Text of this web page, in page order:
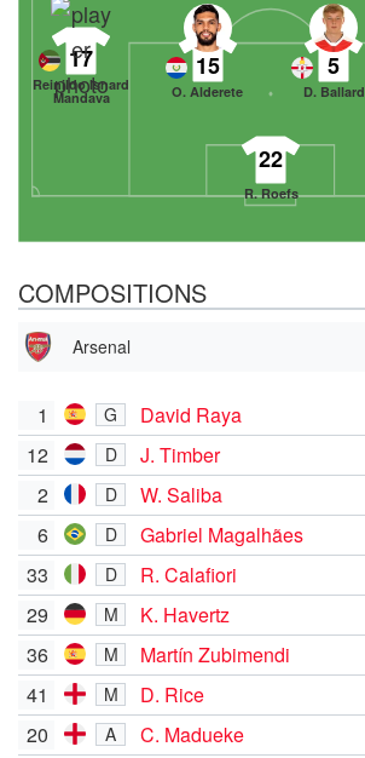
22
R. Roefs
17
Reinildo Isnard
Mandava
15
O. Alderete
5
D. Ballard
COMPOSITIONS
Arsenal
1 G
David Raya
12
D
J. Timber
2
D W. Saliba
6 D
Gabriel Magalhães
33
D R. Calafiori
29 M K. Havertz
36 M Martín Zubimendi
41 M
D. Rice
20
A C. Madueke